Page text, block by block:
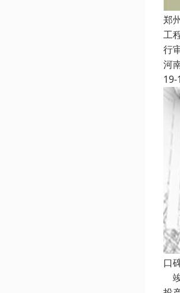
郑
工
行
河
19-
口